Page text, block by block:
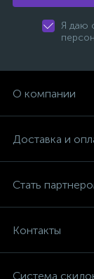
Я даю
О компании
Доставка и
Стать
Контакты
Система